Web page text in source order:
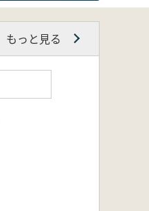
もっと見る